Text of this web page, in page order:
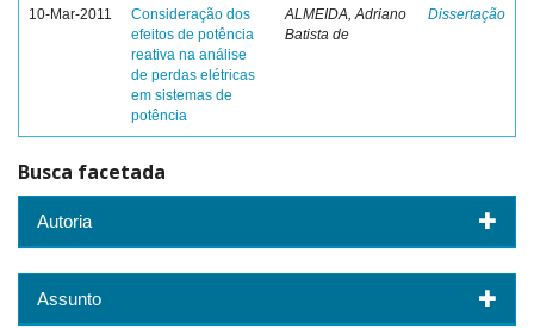
10-Mar-2011
Consideração dos
efeitos de potência
reativa na análise
de perdas elétricas
em sistemas de
potência
ALMEIDA, Adriano
Batista de
Dissertação
Busca facetada
Autoria
Assunto